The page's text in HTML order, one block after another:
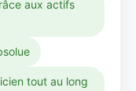
aux actifs
tout au long